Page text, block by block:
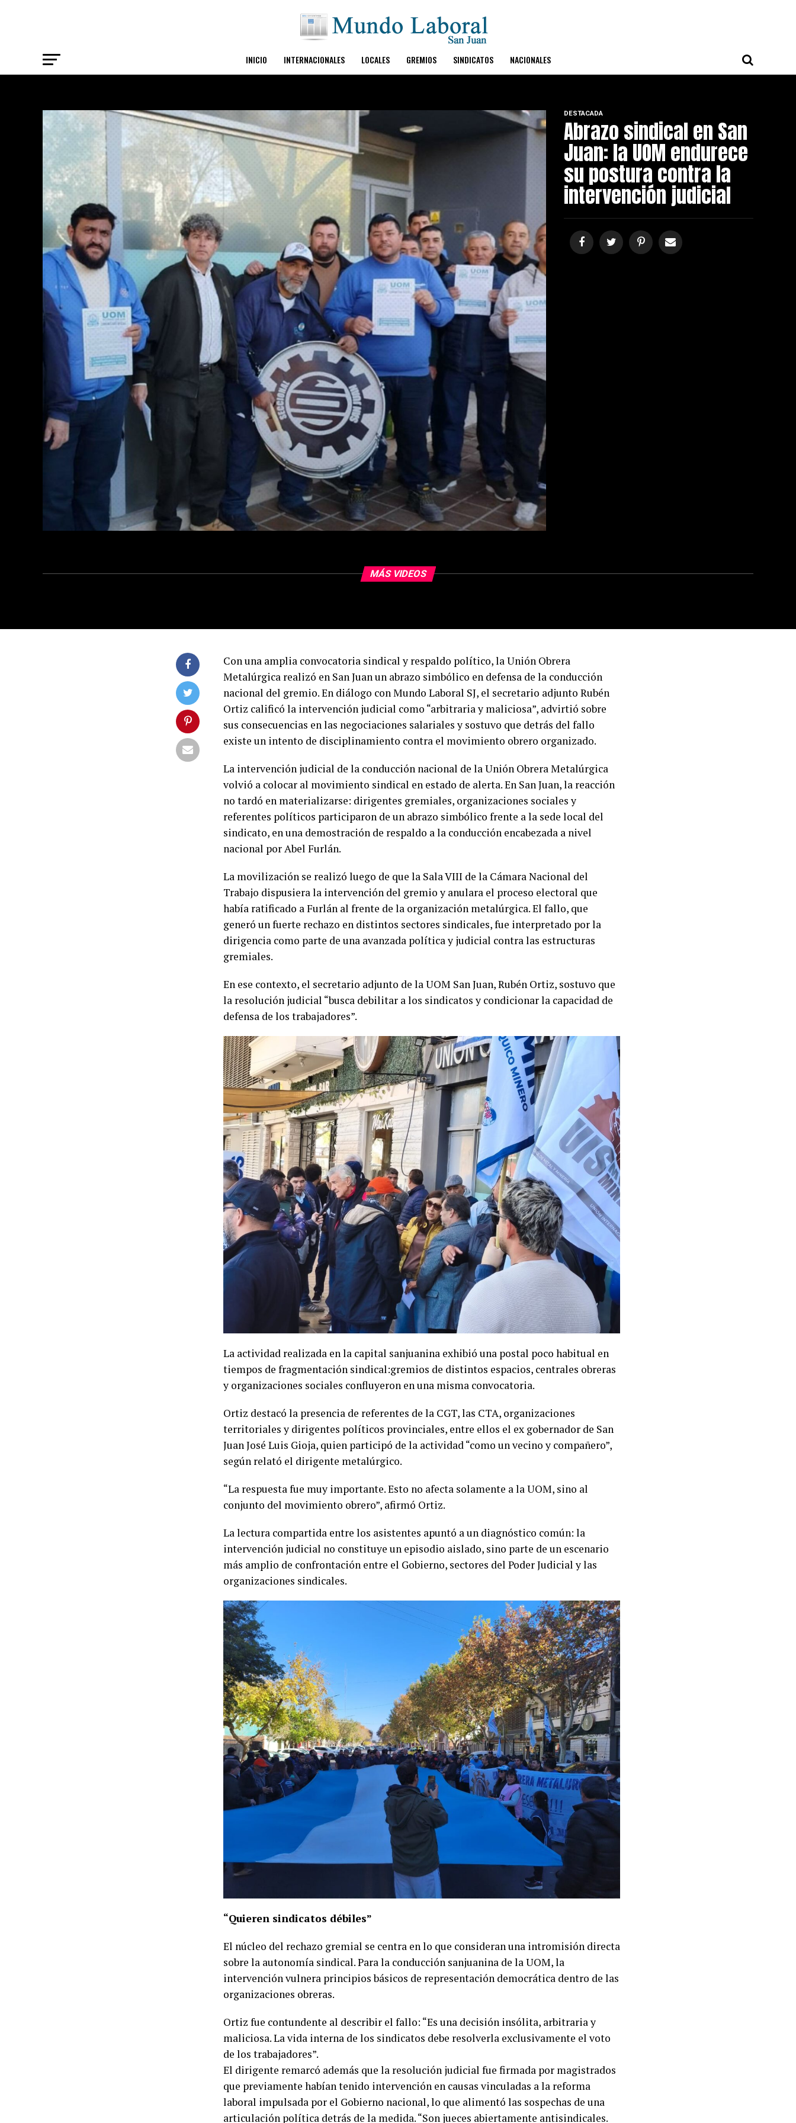
INICIO INTERNACIONALES LOCALES GREMIOS SINDICATOS NACIONALES
DESTACADA
Abrazo sindical en San
Juan: la UOM endurece
su postura contra la
intervención judicial
MÁS VIDEOS
Con una amplia convocatoria sindical y respaldo político, la Unión Obrera
Metalúrgica realizó en San Juan un abrazo simbólico en defensa de la conducción
nacional del gremio. En diálogo con Mundo Laboral SJ, el secretario adjunto Rubén
Ortiz calificó la intervención judicial como “arbitraria y maliciosa”, advirtió sobre
sus consecuencias en las negociaciones salariales y sostuvo que detrás del fallo
existe un intento de disciplinamiento contra el movimiento obrero organizado.
La intervención judicial de la conducción nacional de la Unión Obrera Metalúrgica
volvió a colocar al movimiento sindical en estado de alerta. En San Juan, la reacción
no tardó en materializarse: dirigentes gremiales, organizaciones sociales y
referentes políticos participaron de un abrazo simbólico frente a la sede local del
sindicato, en una demostración de respaldo a la conducción encabezada a nivel
nacional por Abel Furlán.
La movilización se realizó luego de que la Sala VIII de la Cámara Nacional del
Trabajo dispusiera la intervención del gremio y anulara el proceso electoral que
había ratificado a Furlán al frente de la organización metalúrgica. El fallo, que
generó un fuerte rechazo en distintos sectores sindicales, fue interpretado por la
dirigencia como parte de una avanzada política y judicial contra las estructuras
gremiales.
En ese contexto, el secretario adjunto de la UOM San Juan, Rubén Ortiz, sostuvo que
la resolución judicial “busca debilitar a los sindicatos y condicionar la capacidad de
defensa de los trabajadores”.
La actividad realizada en la capital sanjuanina exhibió una postal poco habitual en
tiempos de fragmentación sindical:gremios de distintos espacios, centrales obreras
y organizaciones sociales confluyeron en una misma convocatoria.
Ortiz destacó la presencia de referentes de la CGT, las CTA, organizaciones
territoriales y dirigentes políticos provinciales, entre ellos el ex gobernador de San
Juan José Luis Gioja, quien participó de la actividad “como un vecino y compañero”,
según relató el dirigente metalúrgico.
“La respuesta fue muy importante. Esto no afecta solamente a la UOM, sino al
conjunto del movimiento obrero”, afirmó Ortiz.
La lectura compartida entre los asistentes apuntó a un diagnóstico común: la
intervención judicial no constituye un episodio aislado, sino parte de un escenario
más amplio de confrontación entre el Gobierno, sectores del Poder Judicial y las
organizaciones sindicales.
“Quieren sindicatos débiles”
El núcleo del rechazo gremial se centra en lo que consideran una intromisión directa
sobre la autonomía sindical. Para la conducción sanjuanina de la UOM, la
intervención vulnera principios básicos de representación democrática dentro de las
organizaciones obreras.
Ortiz fue contundente al describir el fallo: “Es una decisión insólita, arbitraria y
maliciosa. La vida interna de los sindicatos debe resolverla exclusivamente el voto
de los trabajadores”.
El dirigente remarcó además que la resolución judicial fue firmada por magistrados
que previamente habían tenido intervención en causas vinculadas a la reforma
laboral impulsada por el Gobierno nacional, lo que alimentó las sospechas de una
articulación política detrás de la medida. “Son jueces abiertamente antisindicales.